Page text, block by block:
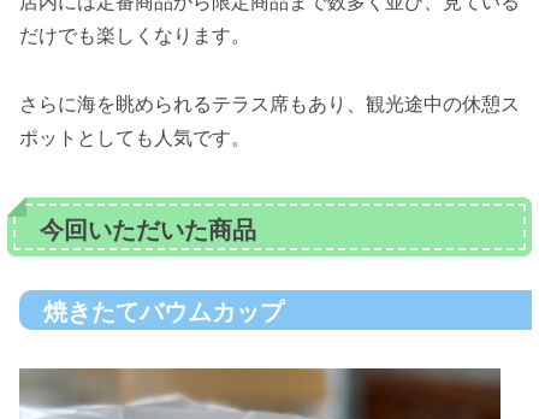
だけでも楽しくなります。
さらに海を眺められるテラス席もあり、観光途中の休憩ス
ポットとしても人気です。
今回いただいた商品
焼きたてバウムカップ